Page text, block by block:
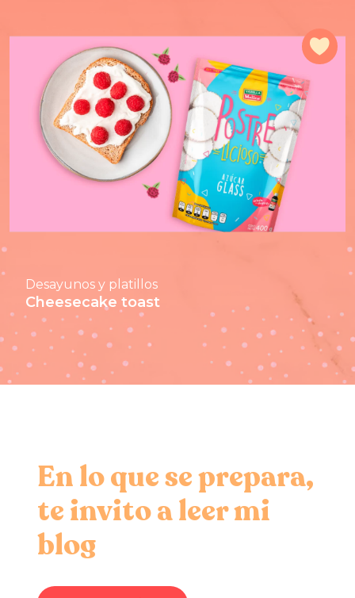
Desayunos y platillos
Cheesecake toast
En lo que se prepara,
te invito a leer mi
blog